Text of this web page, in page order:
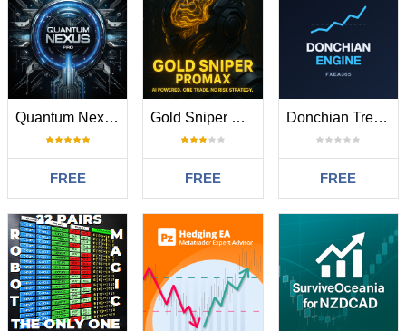
Quantum Nexus Pro
FREE
Gold Sniper Promax v3
FREE
Donchian Trend Engine MT4
FREE